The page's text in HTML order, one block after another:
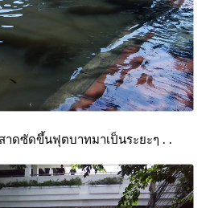
าดซัดขึ้นฟุตบาทมาเป็นระยะๆ . .